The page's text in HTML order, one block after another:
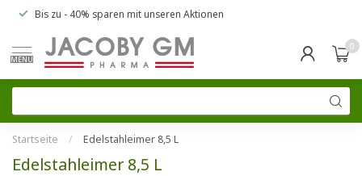
Bis zu - 40% sparen mit unseren Aktionen
MENU
0
Startseite / Edelstahleimer 8,5 L
Edelstahleimer 8,5 L